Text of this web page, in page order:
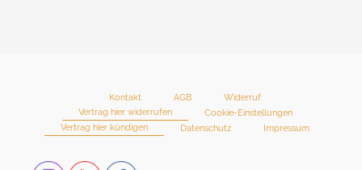
Kontakt AGB
Widerruf
Vertrag hier widerrufen
Cookie-Einstellungen
Vertrag hier kündigen
Datenschutz Impressum